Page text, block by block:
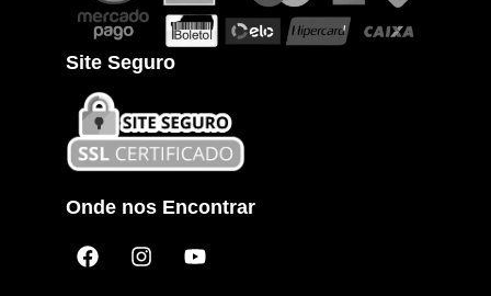
Site Seguro
Onde nos Encontrar
F
a
I
n
Y
o